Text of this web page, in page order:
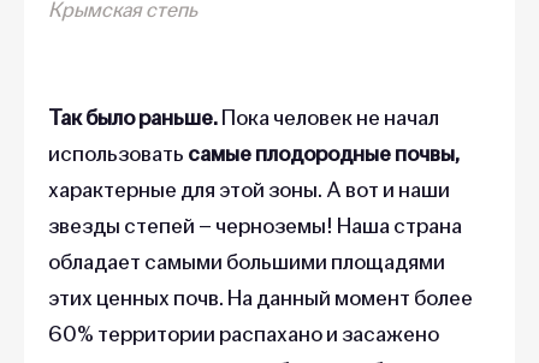
Крымская степь
Так было раньше.Пока человек не начал
использовать самые плодородные почвы,
характерные для этой зоны. А вот и наши
звезды степей – черноземы! Наша страна
обладает самыми большими площадями
этих ценных почв. На данный момент более
60% территории распахано и засажено